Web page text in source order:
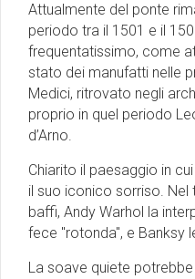
Attualmente del ponte
periodo tra il 1501 e il
frequentatissimo, come
stato dei manufatti nelle
Medici, ritrovato negli
proprio in quel periodo
d’Arno.
Chiarito il paesaggio in
il suo iconico sorriso. Nel
baffi, Andy Warhol la
fece ''rotonda'', e Banksy
La soave quiete